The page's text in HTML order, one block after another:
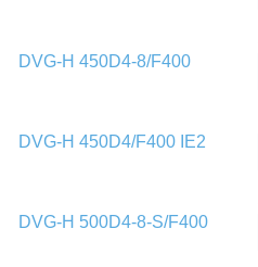
DVG-H 450D4-8/F400
DVG-H 450D4/F400 IE2
DVG-H 500D4-8-S/F400